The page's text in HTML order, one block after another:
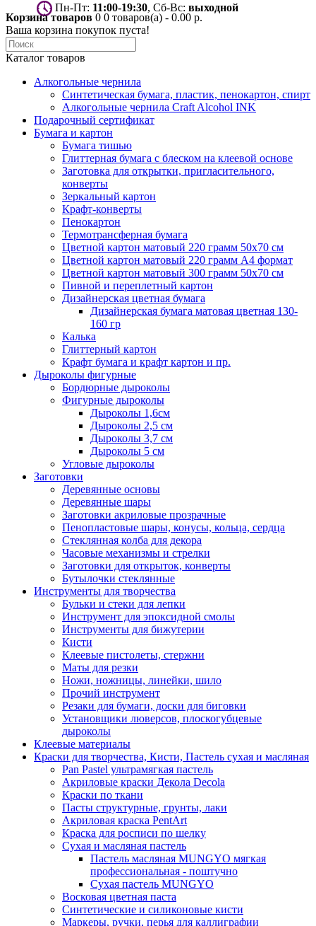
Пн-Пт: 11:00-19:30 , Сб-Вс: выходной
Корзина товаров 0 0 товаров(а) - 0.00 р.
Ваша корзина покупок пуста!
Каталог товаров
Алкогольные чернила
Синтетическая бумага, пластик, пенокартон, спирт
Алкогольные чернила Craft Alcohol INK
Подарочный сертификат
Бумага и картон
Бумага тишью
Глиттерная бумага с блеском на клеевой основе
Заготовка для открытки, пригласительного,
конверты
Зеркальный картон
Крафт-конверты
Пенокартон
Термотрансферная бумага
Цветной картон матовый 220 грамм 50х70 см
Цветной картон матовый 220 грамм A4 формат
Цветной картон матовый 300 грамм 50х70 см
Пивной и переплетный картон
Дизайнерская цветная бумага
Дизайнерская бумага матовая цветная 130-
160 гр
Калька
Глиттерный картон
Крафт бумага и крафт картон и пр.
Дыроколы фигурные
Бордюрные дыроколы
Фигурные дыроколы
Дыроколы 1,6см
Дыроколы 2,5 см
Дыроколы 3,7 см
Дыроколы 5 см
Угловые дыроколы
Заготовки
Деревянные основы
Деревянные шары
Заготовки акриловые прозрачные
Пенопластовые шары, конусы, кольца, сердца
Стеклянная колба для декора
Часовые механизмы и стрелки
Заготовки для открыток, конверты
Бутылочки стеклянные
Инструменты для творчества
Бульки и стеки для лепки
Инструмент для эпоксидной смолы
Инструменты для бижутерии
Кисти
Клеевые пистолеты, стержни
Маты для резки
Ножи, ножницы, линейки, шило
Прочий инструмент
Резаки для бумаги, доски для биговки
Установщики люверсов, плоскогубцевые
дыроколы
Клеевые материалы
Краски для творчества, Кисти, Пастель сухая и масляная
Pan Pastel ультрамягкая пастель
Акриловые краски Декола Decola
Краски по ткани
Пасты структурные, грунты, лаки
Акриловая краска PentArt
Краска для росписи по шелку
Cухая и масляная пастель
Пастель масляная MUNGYO мягкая
профессиональная - поштучно
Сухая пастель MUNGYO
Восковая цветная паста
Синтетические и силиконовые кисти
Маркеры, ручки, перья для каллиграфии